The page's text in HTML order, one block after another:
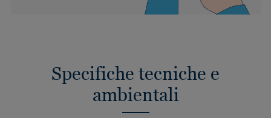
Specifiche tecniche e
ambientali